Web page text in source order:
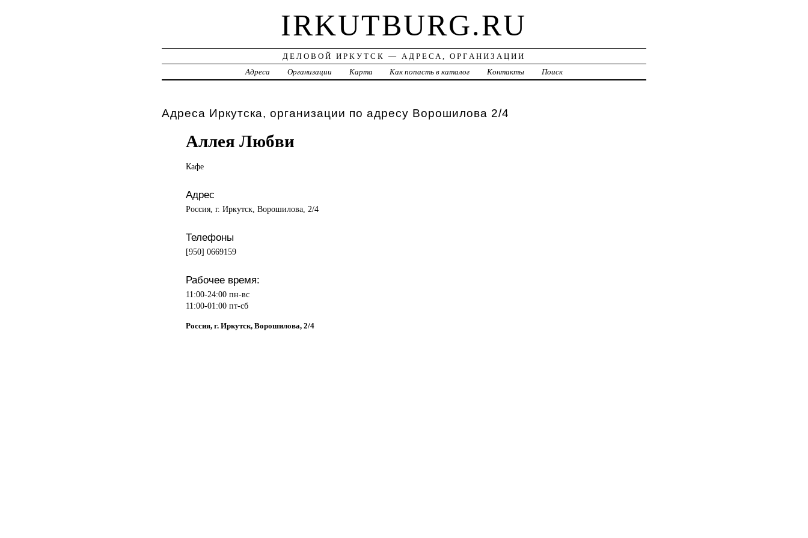
IRKUTBURG.RU
ДЕЛОВОЙ ИРКУТСК — АДРЕСА, ОРГАНИЗАЦИИ
Адреса
Организации Карта Как попасть в каталог Контакты Поиск
Адреса Иркутска, организации по адресу Ворошилова 2/4
Аллея Любви
Кафе
Адрес
Россия, г. Иркутск, Ворошилова, 2/4
Телефоны
[950] 0669159
Рабочее время:
11:00-24:00 пн-вс
11:00-01:00 пт-сб
Россия, г. Иркутск, Ворошилова, 2/4